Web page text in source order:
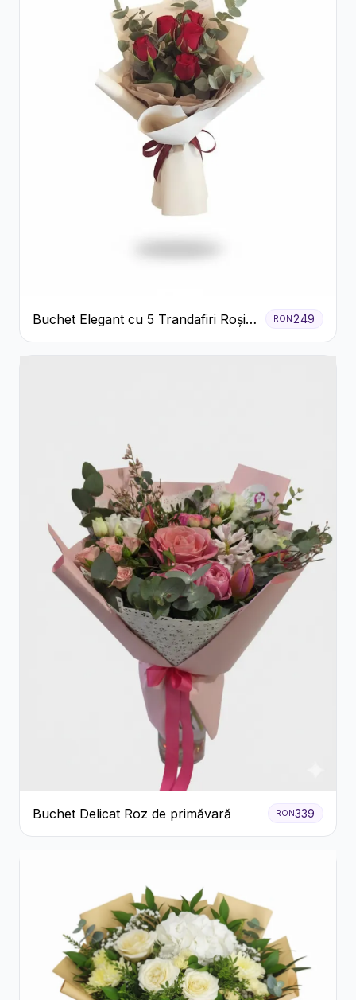
Buchet Elegant cu 5 Trandafiri Roșii
și Eucalipt
RON249
Buchet Delicat Roz de primăvară RON339